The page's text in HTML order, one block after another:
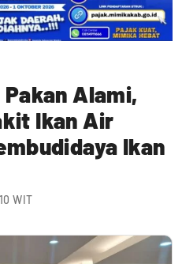
Alami,
Ikan Air
Ikan
WIT